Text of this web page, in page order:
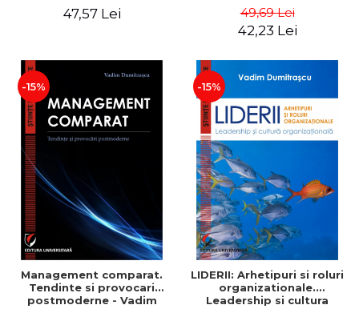
47,57 Lei
comportamentala - Vadim
Dumitrascu
49,69 Lei
42,23 Lei
-15%
Management comparat.
Tendinte si provocari
postmoderne - Vadim
-15%
LIDERII: Arhetipuri si roluri
organizationale.
Leadership si cultura